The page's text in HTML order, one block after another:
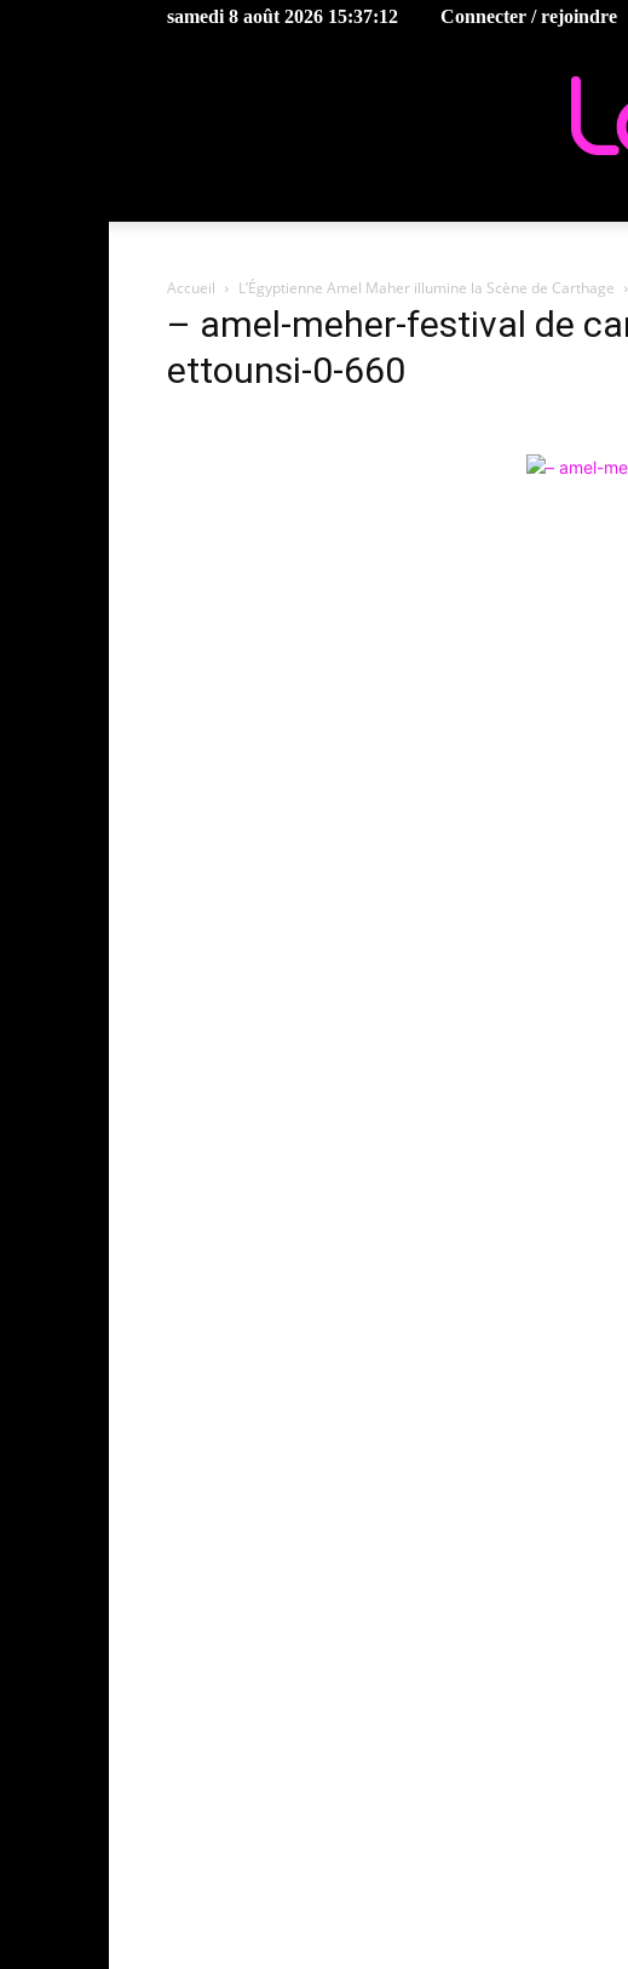
samedi 8 août 2026 15:37:12 Connecter / rejoindre
Accueil L’Égyptienne Amel Maher illumine la Scène de Carthage
– amel-meher-festival de
ettounsi-0-660